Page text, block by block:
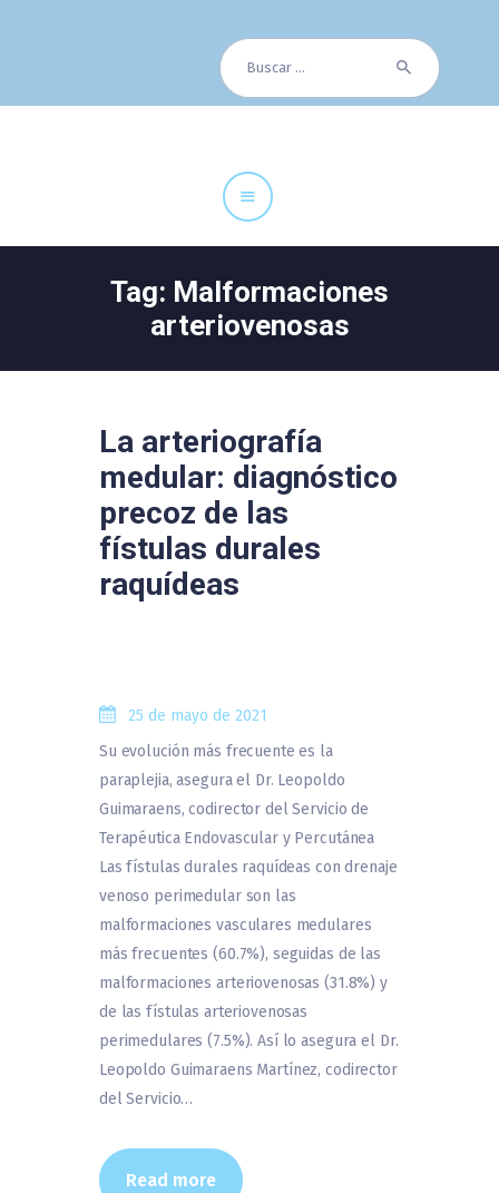
Buscar:
Tag: Malformaciones
arteriovenosas
Cuadro Médico
Especialidades
La arteriografía
medular: diagnóstico
precoz de las
fístulas durales
raquídeas
25 de mayo de 2021
Su evolución más frecuente es la
paraplejia, asegura el Dr. Leopoldo
Guimaraens, codirector del Servicio de
Terapéutica Endovascular y Percutánea
Las fístulas durales raquídeas con drenaje
venoso perimedular son las
malformaciones vasculares medulares
más frecuentes (60.7%), seguidas de las
malformaciones arteriovenosas (31.8%) y
de las fístulas arteriovenosas
perimedulares (7.5%). Así lo asegura el Dr.
Leopoldo Guimaraens Martínez, codirector
del Servicio…
Read more